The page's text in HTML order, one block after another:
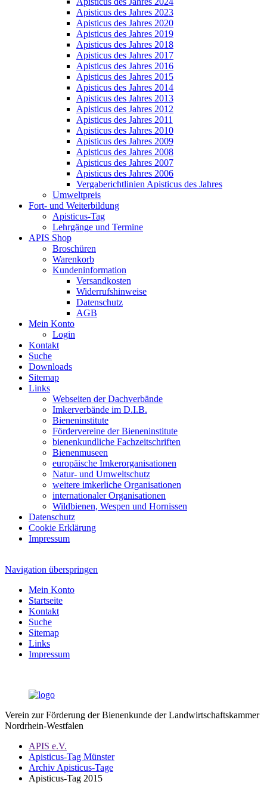
Apisticus des Jahres 2023
Apisticus des Jahres 2020
Apisticus des Jahres 2019
Apisticus des Jahres 2018
Apisticus des Jahres 2017
Apisticus des Jahres 2016
Apisticus des Jahres 2015
Apisticus des Jahres 2014
Apisticus des Jahres 2013
Apisticus des Jahres 2012
Apisticus des Jahres 2011
Apisticus des Jahres 2010
Apisticus des Jahres 2009
Apisticus des Jahres 2008
Apisticus des Jahres 2007
Apisticus des Jahres 2006
Vergaberichtlinien Apisticus des Jahres
Umweltpreis
Fort- und Weiterbildung
Apisticus-Tag
Lehrgänge und Termine
APIS Shop
Broschüren
Warenkorb
Kundeninformation
Versandkosten
Widerrufshinweise
Datenschutz
AGB
Mein Konto
Login
Kontakt
Suche
Downloads
Sitemap
Links
Webseiten der Dachverbände
Imkerverbände im D.I.B.
Bieneninstitute
Fördervereine der Bieneninstitute
bienenkundliche Fachzeitschriften
Bienenmuseen
europäische Imkerorganisationen
Natur- und Umweltschutz
weitere imkerliche Organisationen
internationaler Organisationen
Wildbienen, Wespen und Hornissen
Datenschutz
Cookie Erklärung
Impressum
Navigation überspringen
Mein Konto
Startseite
Kontakt
Suche
Sitemap
Links
Impressum
Verein zur Förderung der Bienenkunde der Landwirtschaftskammer
Nordrhein-Westfalen
APIS e.V.
Apisticus-Tag Münster
Archiv Apisticus-Tage
Apisticus-Tag 2015